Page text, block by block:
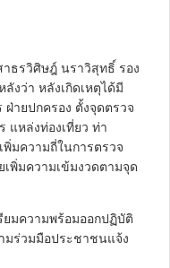
ธรวิศิษฎ์ นราวิสุทธิ์ รอง
งว่า หลังเกิดเหตุได้มี
ฝ่ายปกครอง ตั้งจุดตรวจ
แหล่งท่องเที่ยว ท่า
มความถี่ในการตรวจ
พิ่มความเข้มงวดตามจุด
ยมความพร้อมออกปฏิบัติ
มร่วมมือประชาชนแจ้ง